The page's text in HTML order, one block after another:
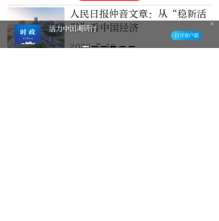
人民日报仲音文章：从“稳新活
融”看中国经济
2026-7-16
活力中国调研行